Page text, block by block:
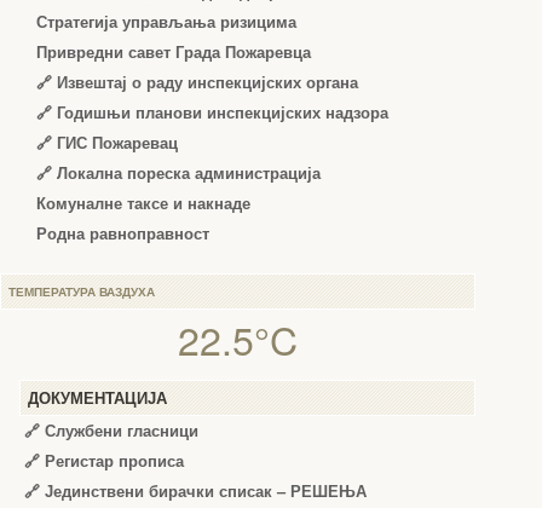
Стратегија управљања ризицима
Привредни савет Града Пожаревца
🔗 Извештај о раду инспекцијских органа
🔗 Годишњи планови инспекцијских надзора
🔗 ГИС Пожаревац
🔗 Локална пореска администрација
Комуналне таксе и накнаде
Родна равноправност
ТЕМПЕРАТУРА ВАЗДУХА
22.5°C
ДОКУМЕНТАЦИЈА
🔗 Службени гласници
🔗 Регистар прописа
🔗 Јединствени бирачки списак – РЕШЕЊА